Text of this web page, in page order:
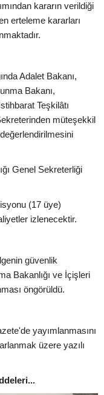
kararın verildiği
erteleme kararları
Adalet Bakanı,
Bakanı,
Teşkilâtı
müteşekkil
Genel Sekreterliği
(17 üye)
izlenecektir.
güvenlik
Bakanlığı ve İçişleri
öngörüldü.
yayımlanmasını
üzere yazılı